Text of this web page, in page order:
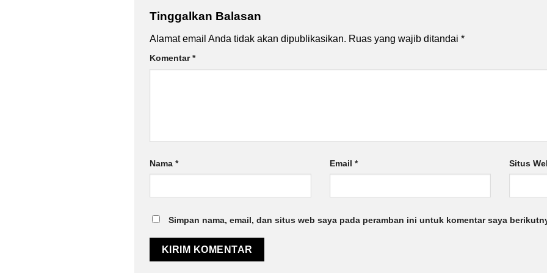
Tinggalkan Balasan
Alamat email Anda tidak akan dipublikasikan. Ruas yang wajib ditandai*
Komentar*
Nama* Email * Situs
Simpan nama, email, dan situs web saya pada peramban ini untuk komentar saya